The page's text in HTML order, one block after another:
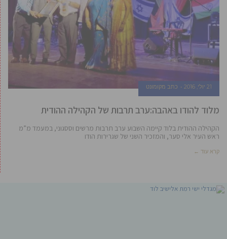
21 יולי, 2016 כתב מקומונט
מלוד להודו באהבה:ערב תרבות של הקהילה ההודית
הקהילה ההודית בלוד קיימה השבוע ערב תרבות מרשים וססגוני, במעמד מ”מ
ראש העיר אלי סער, והמזכיר השני של שגרירות הודו
קרא עוד ←